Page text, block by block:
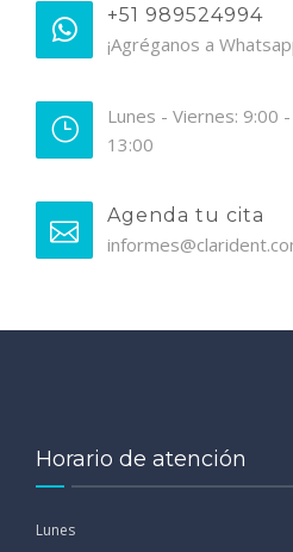
+51 989524994
¡Agréganos a
Lunes - Viernes: 9:00
13:00
Agenda tu cita
Horario de atención
Lunes